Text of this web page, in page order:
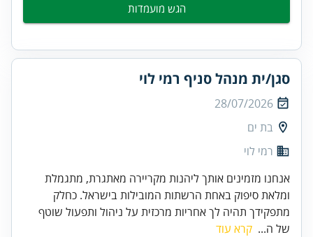
הגש מועמדות
סגן/ית מנהל סניף רמי לוי
28/07/2026
בת ים
רמי לוי
אנחנו מזמינים אותך ליהנות מקריירה מאתגרת, מתגמלת
ומלאת סיפוק באחת הרשתות המובילות בישראל. כחלק
מתפקידך תהיה לך אחריות מרכזית על ניהול ותפעול שוטף
של ה... קרא עוד